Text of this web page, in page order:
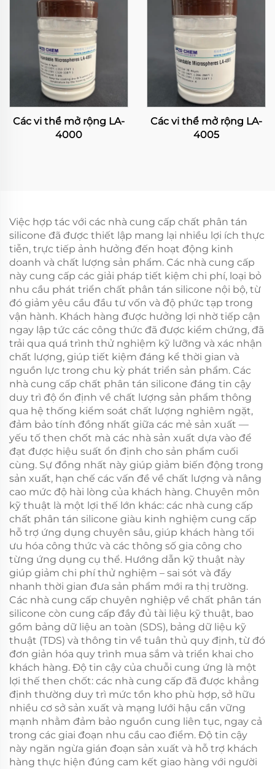
Các vi thể mở rộng LA-
4000
Các vi thể mở rộng LA-
4005
Việc hợp tác với các nhà cung cấp chất phân tán
silicone đã được thiết lập mang lại nhiều lợi ích thực
tiễn, trực tiếp ảnh hưởng đến hoạt động kinh
doanh và chất lượng sản phẩm. Các nhà cung cấp
này cung cấp các giải pháp tiết kiệm chi phí, loại bỏ
nhu cầu phát triển chất phân tán silicone nội bộ, từ
đó giảm yêu cầu đầu tư vốn và độ phức tạp trong
vận hành. Khách hàng được hưởng lợi nhờ tiếp cận
ngay lập tức các công thức đã được kiểm chứng, đã
trải qua quá trình thử nghiệm kỹ lưỡng và xác nhận
chất lượng, giúp tiết kiệm đáng kể thời gian và
nguồn lực trong chu kỳ phát triển sản phẩm. Các
nhà cung cấp chất phân tán silicone đáng tin cậy
duy trì độ ổn định về chất lượng sản phẩm thông
qua hệ thống kiểm soát chất lượng nghiêm ngặt,
đảm bảo tính đồng nhất giữa các mẻ sản xuất —
yếu tố then chốt mà các nhà sản xuất dựa vào để
đạt được hiệu suất ổn định cho sản phẩm cuối
cùng. Sự đồng nhất này giúp giảm biến động trong
sản xuất, hạn chế các vấn đề về chất lượng và nâng
cao mức độ hài lòng của khách hàng. Chuyên môn
kỹ thuật là một lợi thế lớn khác: các nhà cung cấp
chất phân tán silicone giàu kinh nghiệm cung cấp
hỗ trợ ứng dụng chuyên sâu, giúp khách hàng tối
ưu hóa công thức và các thông số gia công cho
từng ứng dụng cụ thể. Hướng dẫn kỹ thuật này
giúp giảm chi phí thử nghiệm – sai sót và đẩy
nhanh thời gian đưa sản phẩm mới ra thị trường.
Các nhà cung cấp chuyên nghiệp về chất phân tán
silicone còn cung cấp đầy đủ tài liệu kỹ thuật, bao
gồm bảng dữ liệu an toàn (SDS), bảng dữ liệu kỹ
thuật (TDS) và thông tin về tuân thủ quy định, từ đó
đơn giản hóa quy trình mua sắm và triển khai cho
khách hàng. Độ tin cậy của chuỗi cung ứng là một
lợi thế then chốt: các nhà cung cấp đã được khẳng
định thường duy trì mức tồn kho phù hợp, sở hữu
nhiều cơ sở sản xuất và mạng lưới hậu cần vững
mạnh nhằm đảm bảo nguồn cung liên tục, ngay cả
trong các giai đoạn nhu cầu cao điểm. Độ tin cậy
này ngăn ngừa gián đoạn sản xuất và hỗ trợ khách
hàng thực hiện đúng cam kết giao hàng với người